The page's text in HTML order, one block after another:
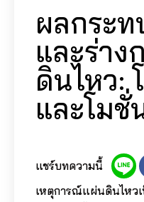
ผลกระท
และร่าง
ดินไหว:
และโมชั่
แชร์บทความนี้
เหตุการณ์แผ่นดินไหว